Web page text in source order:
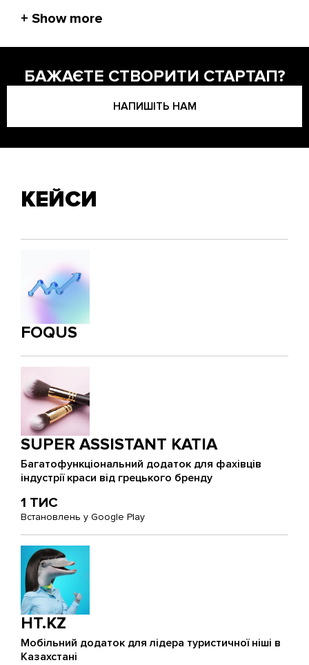
БАЖАЄТЕ СТВОРИТИ СТАРТАП?
НАПИШІТЬ НАМ
КЕЙСИ
FOQUS
SUPER ASSISTANT KATIA
Багатофункціональний додаток для фахівців
індустрії краси від грецького бренду
1 ТИС
Встановлень у Google Play
HT.KZ
Мобільний додаток для лідера туристичної ніші в
Казахстані